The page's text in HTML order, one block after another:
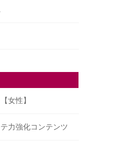
女性】
力強化コンテンツ